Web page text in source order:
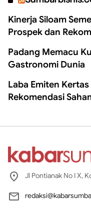
Kinerja Siloam
Prospek dan
Padang Memacu
Gastronomi Dunia
Laba Emiten
Rekomendasi
Jl Pontianak No I X,